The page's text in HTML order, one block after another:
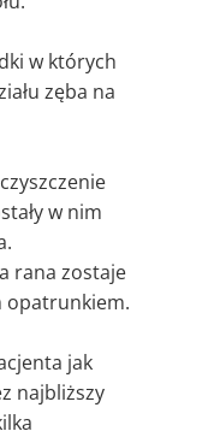
w których
zęba na
w nim
rana zostaje
opatrunkiem.
jak
najbliższy